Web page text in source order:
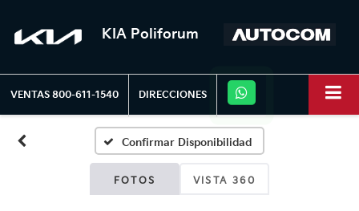
KIA Poliforum
VENTAS 800-611-1540 DIRECCIONES
Confirmar Disponibilidad
FOTOS VISTA 360
Disponibles
Por favor, revise luego